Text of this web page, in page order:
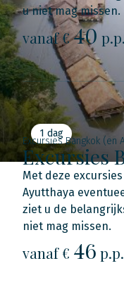
u niet mag missen.
vanaf €40 p.p.
1 dag
Excursies Bangkok (en
Excursies
Met deze
Ayutthaya
ziet u de
niet mag missen.
vanaf € 46 p.p.